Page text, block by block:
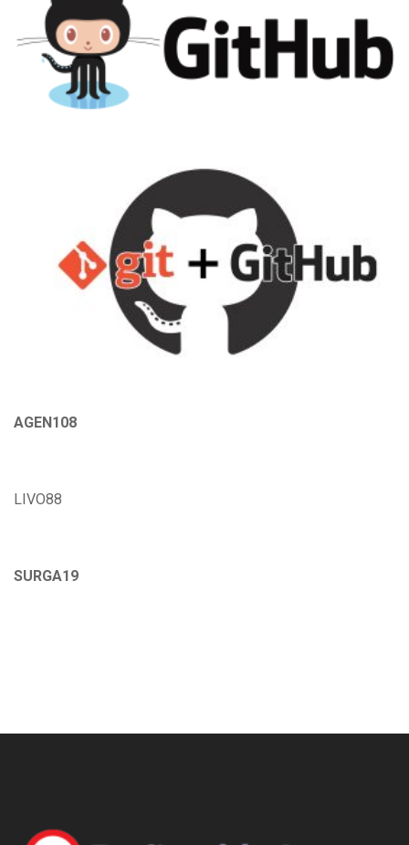
AGEN108
LIVO88
SURGA19